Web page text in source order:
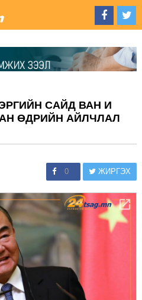
САЙД ВАН И
ӨДРИЙН АЙЛЧЛАЛ
0 ЖИРГЭХ